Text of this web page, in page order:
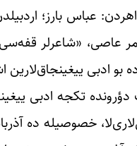
عباس بارز؛
«شاعرلر
ادبی ییغینجاق‌لارین
دؤرونده تکجه ادبی
خصوصیله ده